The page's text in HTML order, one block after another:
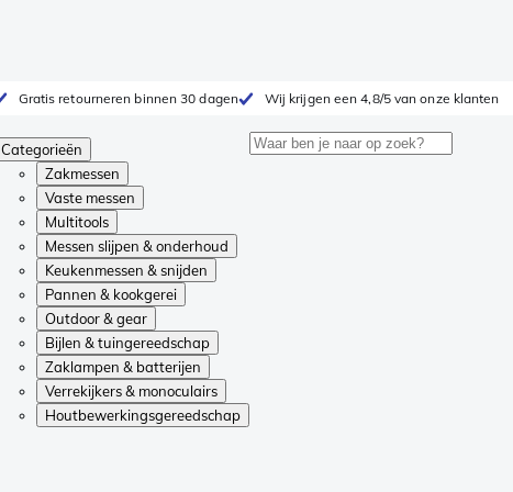
Gratis retourneren binnen 30 dagen Wij krijgen een 4,8/5 van onze klanten
Categorieën
Zakmessen
Vaste messen
Multitools
Messen slijpen & onderhoud
Keukenmessen & snijden
Pannen & kookgerei
Outdoor & gear
Bijlen & tuingereedschap
Zaklampen & batterijen
Verrekijkers & monoculairs
Houtbewerkingsgereedschap